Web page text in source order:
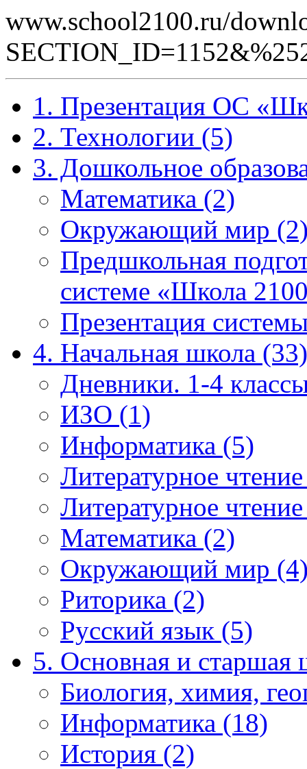
www.school2100.ru/
1. Презентация ОС
2. Технологии (5)
3. Дошкольное
Математика (2)
Окружающий мир
Предшкольная
системе «Школа
Презентация
4. Начальная школа (33)
Дневники. 1-4
ИЗО (1)
Информатика (5)
Литературное
Литературное
Математика (2)
Окружающий мир
Риторика (2)
Русский язык (5)
5. Основная и старшая
Биология, химия,
Информатика (18)
История (2)